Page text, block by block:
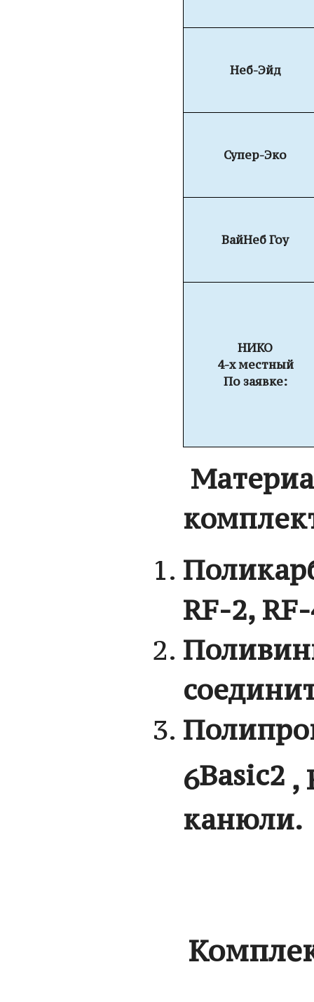
Неб-Эйд
Супер-Эко
ВайНебГоу
НИКО
4-х местный
По заявке:
RF-2, RF
6Basic2 ,
канюли.